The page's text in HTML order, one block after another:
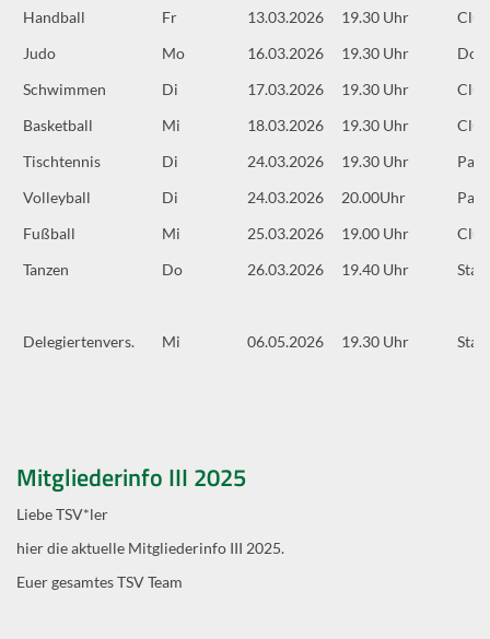
Handball
Fr 13.03.2026 19.30 Uhr
Judo
Mo 16.03.2026 19.30 Uhr
Dojo
Schwimmen
Di 17.03.2026 19.30 Uhr
Basketball
Mi 18.03.2026 19.30 Uhr
Tischtennis
Di 24.03.2026 19.30 Uhr
Volleyball
Di 24.03.2026 20.00Uhr
Fußball
Mi 25.03.2026 19.00 Uhr
Tanzen
Do 26.03.2026 19.40 Uhr
Delegiertenvers. Mi 06.05.2026 19.30 Uhr
Mitgliederinfo III 2025
Liebe TSV*ler
hier die aktuelle Mitgliederinfo III 2025.
Euer gesamtes TSV Team